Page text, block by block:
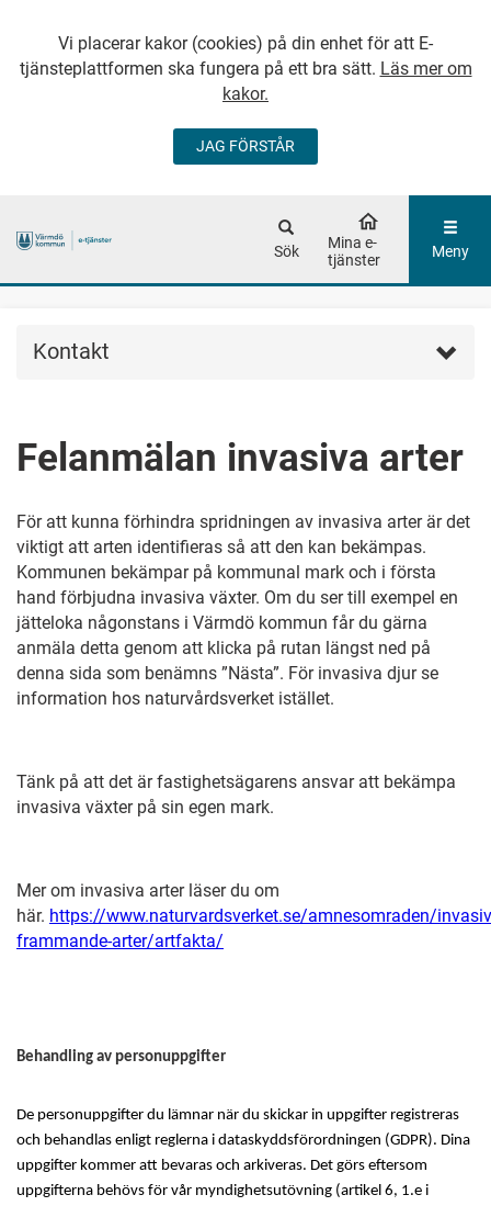
Vi placerar kakor (cookies) på din enhet för att E-
tjänsteplattformen ska fungera på ett bra sätt. Läs mer om
kakor.
JAG FÖRSTÅR
GÅ DIREKT TILL
Sök
Mina e-
tjänster
Meny
Kontakt
Felanmälan invasiva arter
För att kunna förhindra spridningen av invasiva arter är det
viktigt att arten identifieras så att den kan bekämpas.
Kommunen bekämpar på kommunal mark och i första
hand förbjudna invasiva växter. Om du ser till exempel en
jätteloka någonstans i Värmdö kommun får du gärna
anmäla detta genom att klicka på rutan längst ned på
denna sida som benämns ”Nästa”. För invasiva djur se
information hos naturvårdsverket istället.
Tänk på att det är fastighetsägarens ansvar att bekämpa
invasiva växter på sin egen mark.
Mer om invasiva arter läser du om
här. https://www.naturvardsverket.se/amnesomraden/
frammande-arter/artfakta/
Behandling av personuppgifter
De personuppgifter du lämnar när du skickar in uppgifter registreras
och behandlas enligt reglerna i dataskyddsförordningen (GDPR). Dina
uppgifter kommer att bevaras och arkiveras. Det görs eftersom
uppgifterna behövs för vår myndighetsutövning (artikel 6, 1.e i